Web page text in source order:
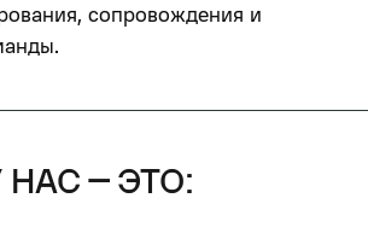
сопровождения и
нас – это: